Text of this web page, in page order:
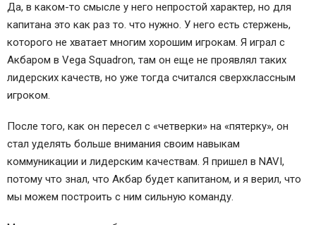
Да, в каком-то смысле у него непростой характер, но для
капитана это как раз то. что нужно. У него есть стержень,
которого не хватает многим хорошим игрокам. Я играл с
Акбаром в Vega Squadron, там он еще не проявлял таких
лидерских качеств, но уже тогда считался сверхклассным
игроком.
После того, как он пересел с «четверки» на «пятерку», он
стал уделять больше внимания своим навыкам
коммуникации и лидерским качествам. Я пришел в NAVI,
потому что знал, что Акбар будет капитаном, и я верил, что
мы можем построить с ним сильную команду.